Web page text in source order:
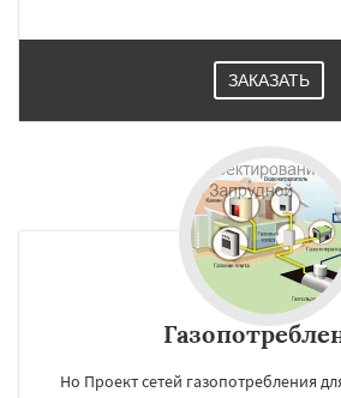
ЗАКАЗАТЬ
Но Проект сетей газопотребления